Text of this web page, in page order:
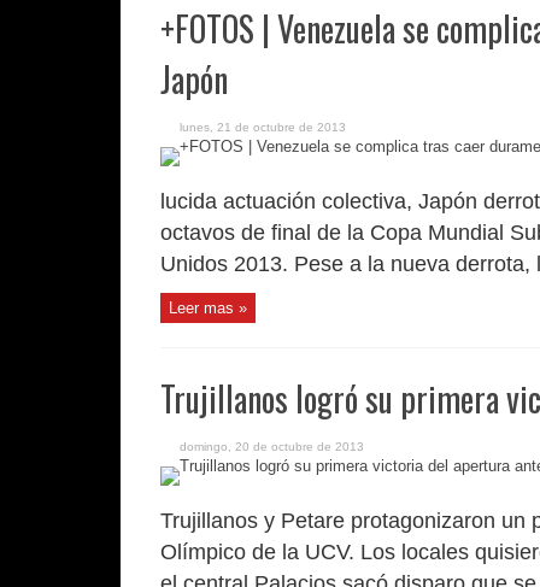
+FOTOS | Venezuela se
Japón
lunes, 21 de octubre de 2013
lucida actuación colectiva, Japón
octavos de final de la Copa Mundial
Unidos 2013. Pese a la nueva derrota,
Leer mas »
Trujillanos logró su primera
domingo, 20 de octubre de 2013
Trujillanos y Petare protagonizaron un
Olímpico de la UCV. Los locales